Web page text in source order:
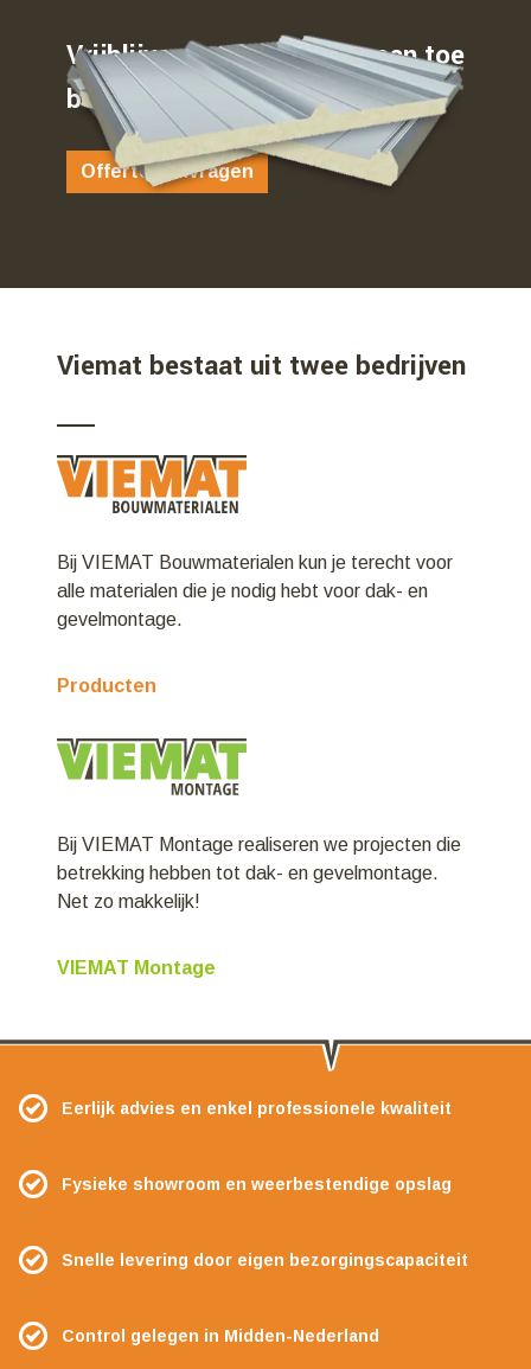
Vrijblijvend weten waar u aan toe
bent…
Offerte aanvragen
Viemat bestaat uit twee bedrijven
Bij VIEMAT Bouwmaterialen kun je terecht voor
alle materialen die je nodig hebt voor dak- en
gevelmontage.
Producten
Bij VIEMAT Montage realiseren we projecten die
betrekking hebben tot dak- en gevelmontage.
Net zo makkelijk!
VIEMAT Montage
Eerlijk advies en enkel professionele kwaliteit
Fysieke showroom en weerbestendige opslag
Snelle levering door eigen bezorgingscapaciteit
Control gelegen in Midden-Nederland